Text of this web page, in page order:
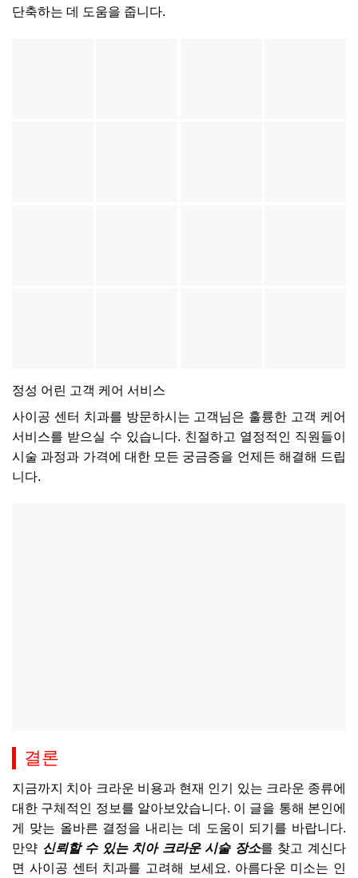
단축하는 데 도움을 줍니다.
정성 어린 고객 케어 서비스
사이공 센터 치과를 방문하시는 고객님은 훌륭한 고객 케어
서비스를 받으실 수 있습니다. 친절하고 열정적인 직원들이
시술 과정과 가격에 대한 모든 궁금증을 언제든 해결해 드립
니다.
결론
지금까지 치아 크라운 비용과 현재 인기 있는 크라운 종류에
대한 구체적인 정보를 알아보았습니다. 이 글을 통해 본인에
게 맞는 올바른 결정을 내리는 데 도움이 되기를 바랍니다.
만약 신뢰할 수 있는 치아 크라운 시술 장소를 찾고 계신다
면 사이공 센터 치과를 고려해 보세요. 아름다운 미소는 인